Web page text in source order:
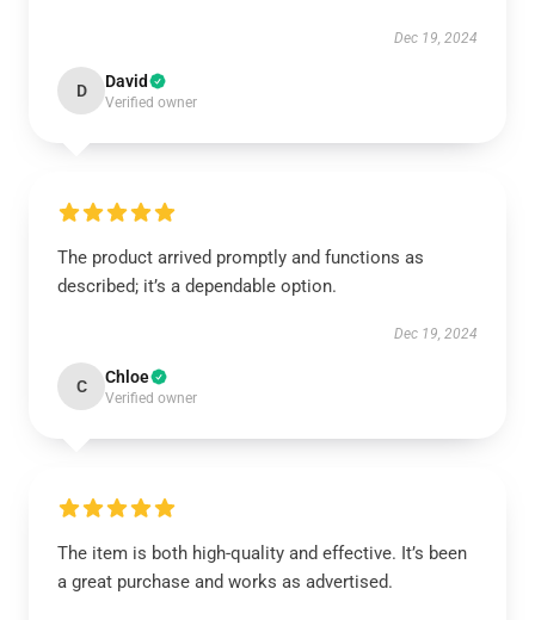
Dec 19, 2024
D David
Verified owner
The product arrived promptly and functions as
described; it’s a dependable option.
Dec 19, 2024
C Chloe
Verified owner
The item is both high-quality and effective. It’s been
a great purchase and works as advertised.